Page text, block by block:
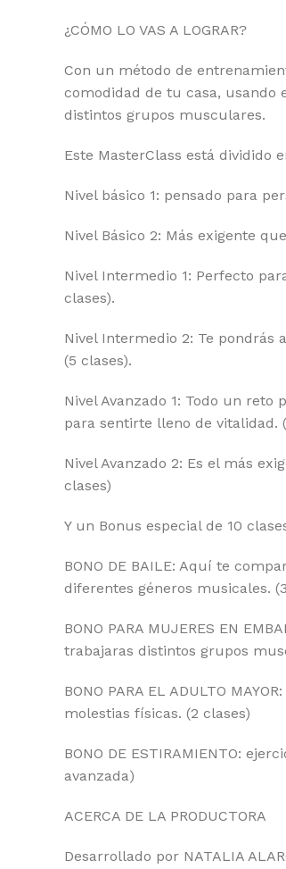
¿CÓMO LO VAS A LOGRAR?
Con un método de
comodidad de tu casa, usando
distintos grupos musculares.
Este MasterClass está dividido
Nivel básico 1: pensado para
Nivel Básico 2: Más exigente
Nivel Intermedio 1: Perfecto
clases).
Nivel Intermedio 2: Te
(5 clases).
Nivel Avanzado 1: Todo un
para sentirte lleno de vitalidad.
Nivel Avanzado 2: Es el más
clases)
Y un Bonus especial de 10
BONO DE BAILE: Aquí te
diferentes géneros musicales.
BONO PARA MUJERES EN
trabajaras distintos grupos
BONO PARA EL ADULTO
molestias físicas. (2 clases)
BONO DE ESTIRAMIENTO:
avanzada)
ACERCA DE LA PRODUCTORA
Desarrollado por NATALIA